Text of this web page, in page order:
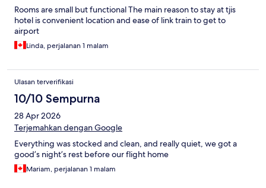
Rooms are small but functional The main reason to stay at tjis
hotel is convenient location and ease of link train to get to
airport
Linda, perjalanan 1 malam
Ulasan terverifikasi
10/10 Sempurna
28 Apr 2026
Terjemahkan dengan Google
Everything was stocked and clean, and really quiet, we got a
good’s night’s rest before our flight home
Mariam, perjalanan 1 malam